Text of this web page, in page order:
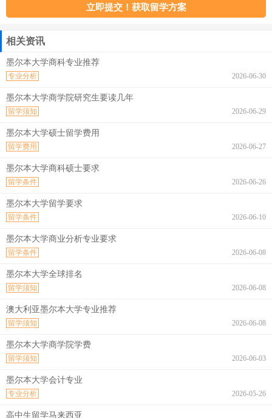
相关资讯
墨尔本大学商科专业推荐
2026-06-30
专业分析
墨尔本大学商学院研究生要读几年
2026-06-29
留学须知
墨尔本大学硕士留学费用
2026-06-27
留学费用
墨尔本大学商科硕士要求
2026-06-26
留学条件
墨尔本大学留学要求
2026-06-10
留学条件
墨尔本大学商业分析专业要求
2026-06-08
留学条件
墨尔本大学全球排名
2026-06-08
留学须知
澳大利亚墨尔本大学专业推荐
2026-06-08
留学须知
墨尔本大学商学院学费
2026-06-03
留学须知
墨尔本大学会计专业
2026-05-26
专业分析
高中生留学马来西亚